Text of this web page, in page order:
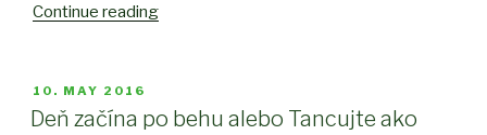
Continue reading
spôsobov”
POSTED
ON
10. MAY 2016
Deň začína po behu alebo Tancujte ako